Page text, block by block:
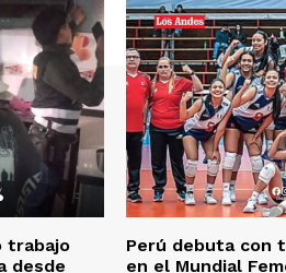
trabajo
desde
Perú debuta con
en el Mundial